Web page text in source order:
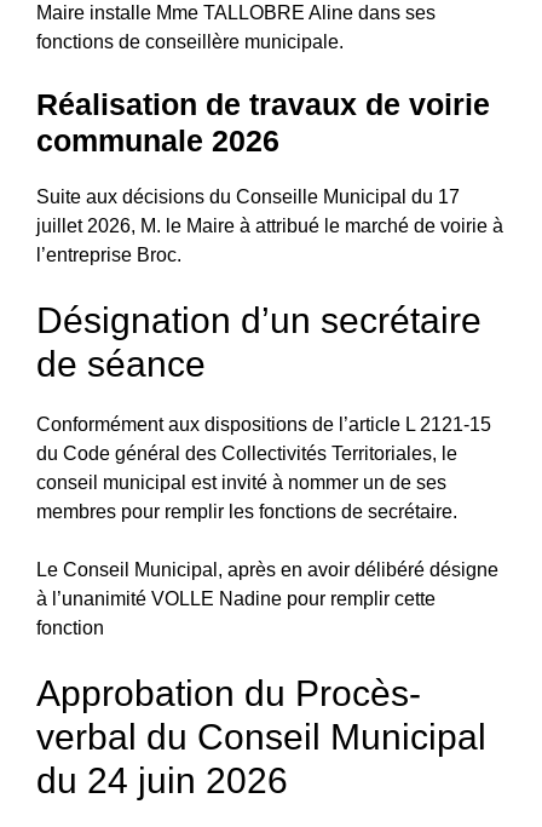
Maire installe Mme TALLOBRE Aline dans ses
fonctions de conseillère municipale.
Réalisation de travaux de voirie
communale 2026
Suite aux décisions du Conseille Municipal du 17
juillet 2026, M. le Maire à attribué le marché de voirie à
l’entreprise Broc.
Désignation d’un secrétaire
de séance
Conformément aux dispositions de l’article L 2121-15
du Code général des Collectivités Territoriales, le
conseil municipal est invité à nommer un de ses
membres pour remplir les fonctions de secrétaire.
Le Conseil Municipal, après en avoir délibéré désigne
à l’unanimité VOLLE Nadine pour remplir cette
fonction
Approbation du Procès-
verbal du Conseil Municipal
du 24 juin 2026